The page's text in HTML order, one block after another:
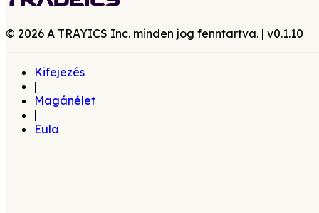
© 2026 A TRAYICS Inc. minden jog fenntartva. | v0.1.10
Kifejezés
|
Magánélet
|
Eula